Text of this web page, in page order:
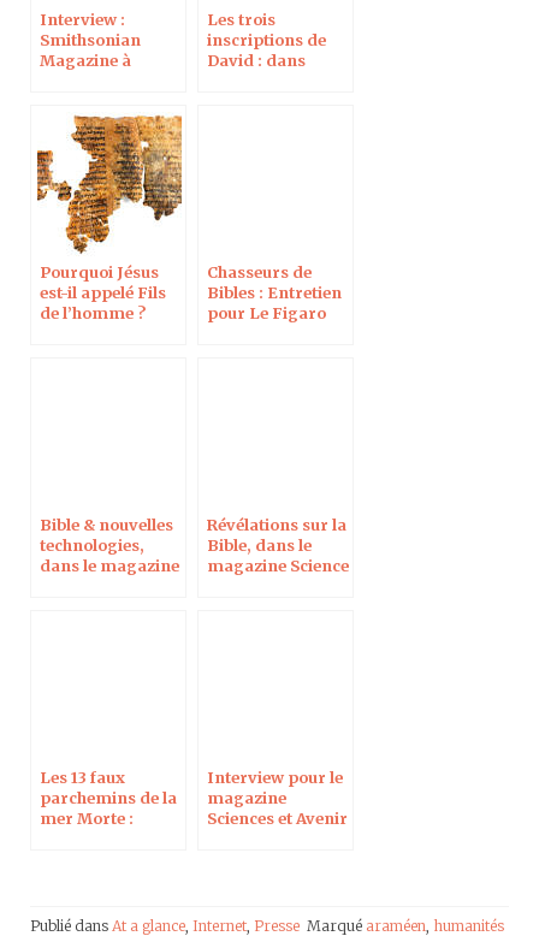
Interview :
Smithsonian
Magazine à
judaïsme
Les trois
inscriptions de
David : dans
Pourquoi Jésus
est-il appelé Fils
de l’homme ?
Chasseurs de
Bibles : Entretien
pour Le Figaro
Bible & nouvelles
technologies,
dans le magazine
Révélations sur la
Bible, dans le
magazine Science
Les 13 faux
parchemins de la
mer Morte :
Interview pour le
magazine
Sciences et Avenir
Publié dans At a glance, Internet, Presse Marqué araméen, humanités